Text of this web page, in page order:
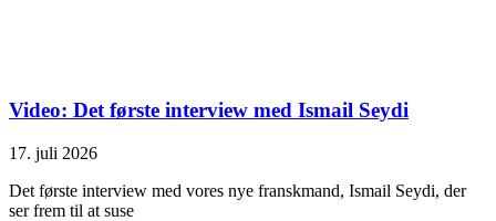
Video: Det første interview med Ismail Seydi
17. juli 2026
Det første interview med vores nye franskmand, Ismail Seydi, der
ser frem til at suse